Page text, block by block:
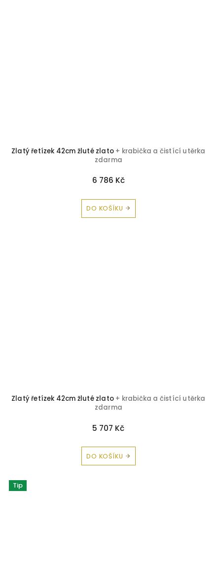
Zlatý řetízek 42cm žluté zlato + krabička a čistící utěrka
zdarma
6 786 Kč
DO KOŠÍKU
Zlatý řetízek 42cm žluté zlato + krabička a čistící utěrka
zdarma
5 707 Kč
DO KOŠÍKU
Tip